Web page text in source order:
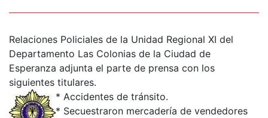
Relaciones Policiales de la Unidad Regional XI del
Departamento Las Colonias de la Ciudad de
Esperanza adjunta el parte de prensa con los
siguientes titulares.
* Accidentes de tránsito.
* Secuestraron mercadería de vendedores